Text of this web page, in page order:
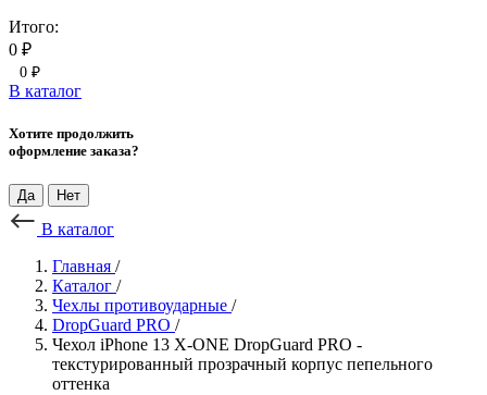
Итого:
0 ₽
0 ₽
В каталог
Хотите продолжить
оформление заказа?
Да Нет
В каталог
Главная /
Каталог /
Чехлы противоударные /
DropGuard PRO /
Чехол iPhone 13 X-ONE DropGuard PRO -
текстурированный прозрачный корпус пепельного
оттенка